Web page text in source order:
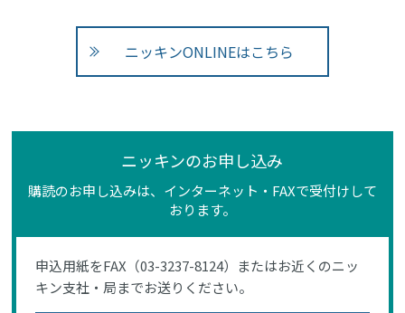
ニッキンONLINEはこちら
ニッキンのお申し込み
購読のお申し込みは、インターネット・FAXで受付けして
おります。
申込用紙をFAX（03-3237-8124）またはお近くのニッ
キン支社・局までお送りください。